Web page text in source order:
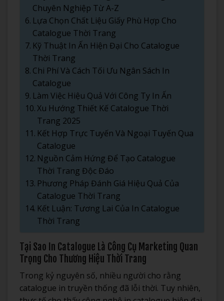
Chuyên Nghiệp Từ A-Z
Lựa Chọn Chất Liệu Giấy Phù Hợp Cho
Catalogue Thời Trang
Kỹ Thuật In Ấn Hiện Đại Cho Catalogue
Thời Trang
Chi Phí Và Cách Tối Ưu Ngân Sách In
Catalogue
Làm Việc Hiệu Quả Với Công Ty In Ấn
Xu Hướng Thiết Kế Catalogue Thời
Trang 2025
Kết Hợp Trực Tuyến Và Ngoại Tuyến Qua
Catalogue
Nguồn Cảm Hứng Để Tạo Catalogue
Thời Trang Độc Đáo
Phương Pháp Đánh Giá Hiệu Quả Của
Catalogue Thời Trang
Kết Luận: Tương Lai Của In Catalogue
Thời Trang
Tại Sao In Catalogue Là Công Cụ Marketing Quan
Trọng Cho Thương Hiệu Thời Trang
Trong kỷ nguyên số, nhiều người cho rằng
catalogue in truyền thống đã lỗi thời. Tuy nhiên,